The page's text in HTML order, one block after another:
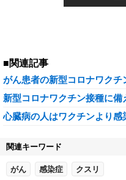
■関連記事
がん患者の新型コロナワクチ
新型コロナワクチン接種に備
心臓病の人はワクチンより
関連キーワード
がん 感染症 クスリ